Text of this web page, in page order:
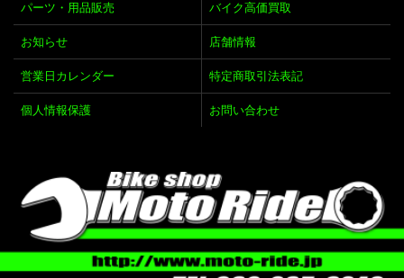
パーツ・用品販売 バイク高価買取
お知らせ 店舗情報
営業日カレンダー 特定商取引法表記
個人情報保護 お問い合わせ